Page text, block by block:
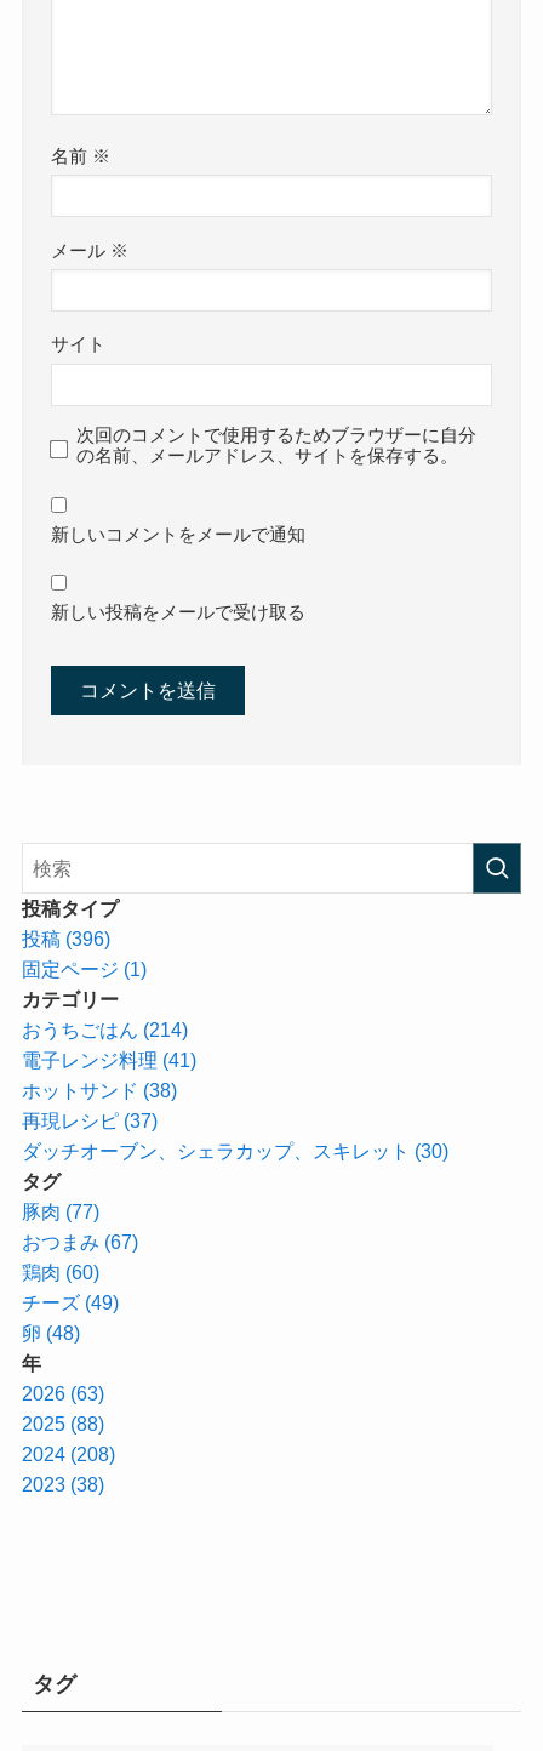
名前 ※
メール ※
サイト
次回のコメントで使用するためブラウザーに自分
の名前、メールアドレス、サイトを保存する。
新しいコメントをメールで通知
新しい投稿をメールで受け取る
投稿タイプ
投稿 (396)
固定ページ (1)
カテゴリー
おうちごはん (214)
電子レンジ料理 (41)
ホットサンド (38)
再現レシピ (37)
ダッチオーブン、シェラカップ、スキレット (30)
タグ
豚肉 (77)
おつまみ (67)
鶏肉 (60)
チーズ (49)
卵 (48)
年
2026 (63)
2025 (88)
2024 (208)
2023 (38)
タグ